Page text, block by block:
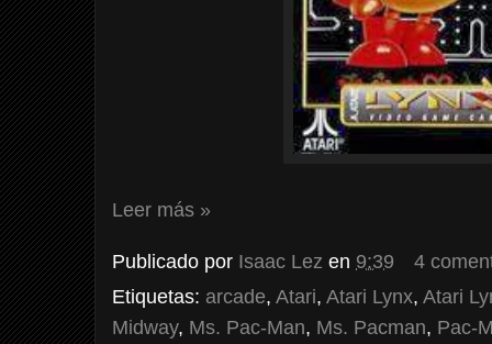
Leer más »
Publicado por Isaac Lez en 9:39
4
Etiquetas: arcade, Atari, Atari Lynx, Atari
Midway, Ms. Pac-Man, Ms. Pacman, Pac-